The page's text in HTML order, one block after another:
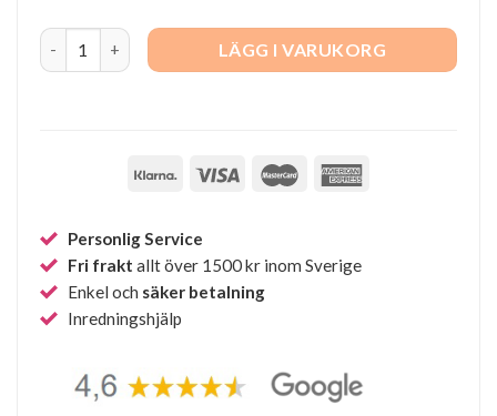
Pilaster quantity LÄGG I VARUKORG
Personlig Service
Fri frakt allt över 1500 kr inom Sverige
Enkel och säker betalning
Inredningshjälp